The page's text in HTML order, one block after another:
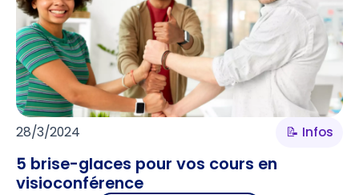
28/3/2024 📝 Infos
5 brise-glaces pour vos cours en
visioconférence